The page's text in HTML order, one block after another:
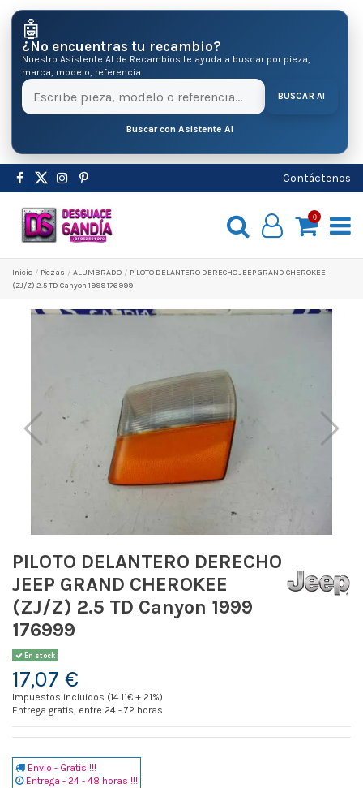
🤖
¿No encuentras tu recambio?
Nuestro Asistente AI de Recambios te ayuda a buscar por pieza,
marca, modelo, referencia.
BUSCAR AI
Buscar con Asistente AI
Contáctenos
0
Inicio Pіezas ALUMBRADO
PILOTO DELANTERO DERECHO JEEP GRAND CHEROKEE
(ZJ/Z) 2.5 TD Canyon 1999 176999
PILOTO DELANTERO DERECHO
JEEP GRAND CHEROKEE
(ZJ/Z) 2.5 TD Canyon 1999
176999
En stock
17,07 €
Impuestos incluidos (14.11€ + 21%)
Entrega gratis, entre 24 - 72 horas
Envio - Gratis !!!
Entrega - 24 - 48 horas !!!